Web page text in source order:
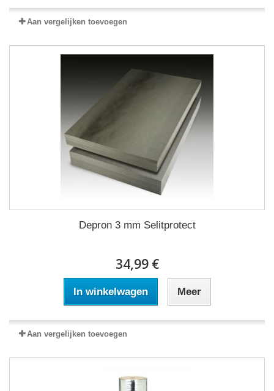
Aan vergelijken toevoegen
Depron 3 mm Selitprotect
34,99 €
In winkelwagen Meer
Aan vergelijken toevoegen